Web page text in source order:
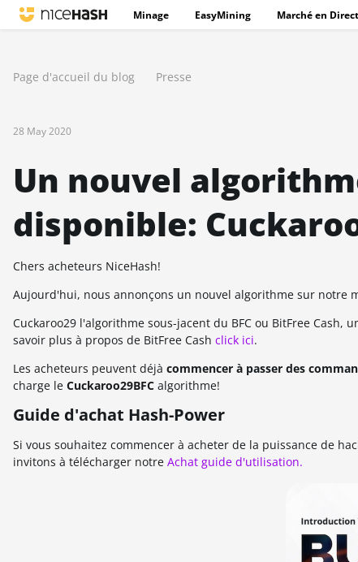
Minage EasyMining Marché en Direct
Page d'accueil du blog Presse
28 May 2020
Un nouvel
disponible:
Chers acheteurs NiceHash!
Aujourd'hui, nous annonçons un nouvel algorithme sur notre
Cuckaroo29 l'algorithme sous-jacent du BFC ou BitFree Cash,
savoir plus à propos de BitFree Cash click ici.
Les acheteurs peuvent déjà commencer à passer des
charge le Cuckaroo29BFC algorithme!
Guide d'achat Hash-Power
Si vous souhaitez commencer à acheter de la puissance de
invitons à télécharger notre Achat guide d'utilisation.